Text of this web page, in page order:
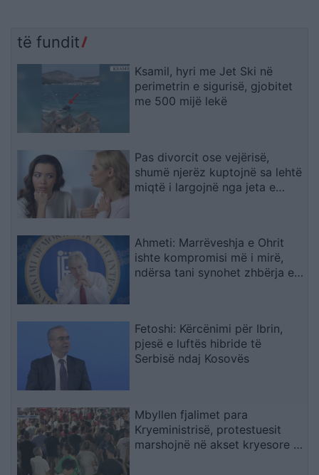
të fundit
Ksamil, hyri me Jet Ski në
perimetrin e sigurisë, gjobitet
me 500 mijë lekë
Pas divorcit ose vejërisë,
shumë njerëz kuptojnë sa lehtë
miqtë i largojnë nga jeta e
Ahmeti: Marrëveshja e Ohrit
ishte kompromisi më i mirë,
ndërsa tani synohet zhbërja e
Fetoshi: Kërcënimi për Ibrin,
pjesë e luftës hibride të
Serbisë ndaj Kosovës
Mbyllen fjalimet para
Kryeministrisë, protestuesit
marshojnë në akset kryesore të